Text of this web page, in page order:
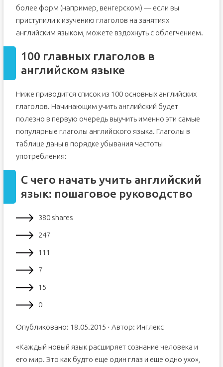
более форм (например, венгерском) — если вы
приступили к изучению глаголов на занятиях
английским языком, можете вздохнуть с облегчением.
100 главных глаголов в
английском языке
Ниже приводится список из 100 основных английских
глаголов. Начинающим учить английский будет
полезно в первую очередь выучить именно эти самые
популярные глаголы английского языка. Глаголы в
таблице даны в порядке убывания частоты
употребления:
С чего начать учить английский
язык: пошаговое руководство
380 shares
247
111
7
15
0
Опубликовано: 18.05.2015 ⋅ Автор: Инглекс
«Каждый новый язык расширяет сознание человека и
его мир. Это как будто еще один глаз и еще одно ухо»,